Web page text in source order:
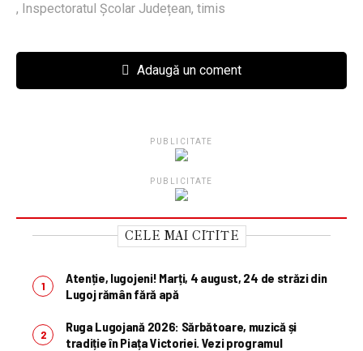
, Inspectoratul Școlar Județean, timis
Adaugă un coment
PUBLICITATE
PUBLICITATE
CELE MAI CITITE
Atenție, lugojeni! Marți, 4 august, 24 de străzi din
Lugoj rămân fără apă
Ruga Lugojană 2026: Sărbătoare, muzică și
tradiție în Piața Victoriei. Vezi programul